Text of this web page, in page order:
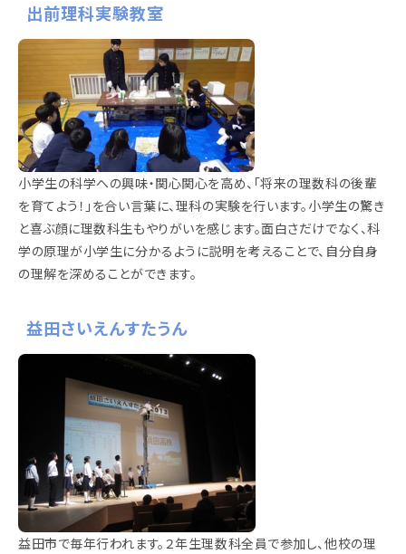
出前理科実験教室
小学生の科学への興味・関心関心を高め、「将来の理数科の後輩
を育てよう！」を合い言葉に、理科の実験を行います。小学生の驚き
と喜ぶ顔に理数科生もやりがいを感じます。面白さだけでなく、科
学の原理が小学生に分かるように説明を考えることで、自分自身
の理解を深めることができます。
益田さいえんすたうん
益田市で毎年行われます。２年生理数科全員で参加し、他校の理